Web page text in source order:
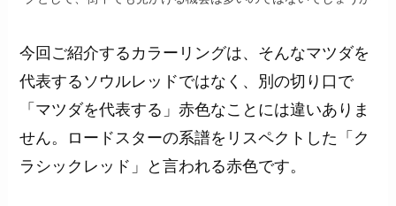
今回ご紹介するカラーリングは、そんなマツダを
代表するソウルレッドではなく、別の切り口で
「マツダを代表する」赤色なことには違いありま
せん。ロードスターの系譜をリスペクトした「ク
ラシックレッド」と言われる赤色です。